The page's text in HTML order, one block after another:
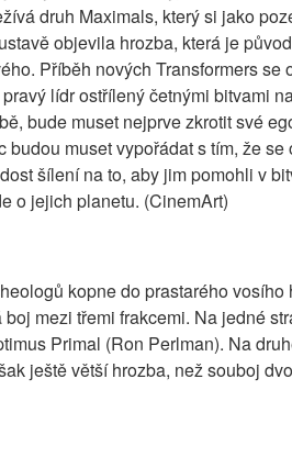
druh Maximals, který si jako
objevila hrozba, která je
Příběh nových Transformers
lídr ostřílený četnými bitvami
bude muset nejprve zkrotit své
budou muset vypořádat s tím, že
šílení na to, aby jim pomohli v
o jejich planetu. (CinemArt)
kopne do prastarého
mezi třemi frakcemi. Na jedné
Primal (Ron Perlman). Na
ještě větší hrozba, než souboj